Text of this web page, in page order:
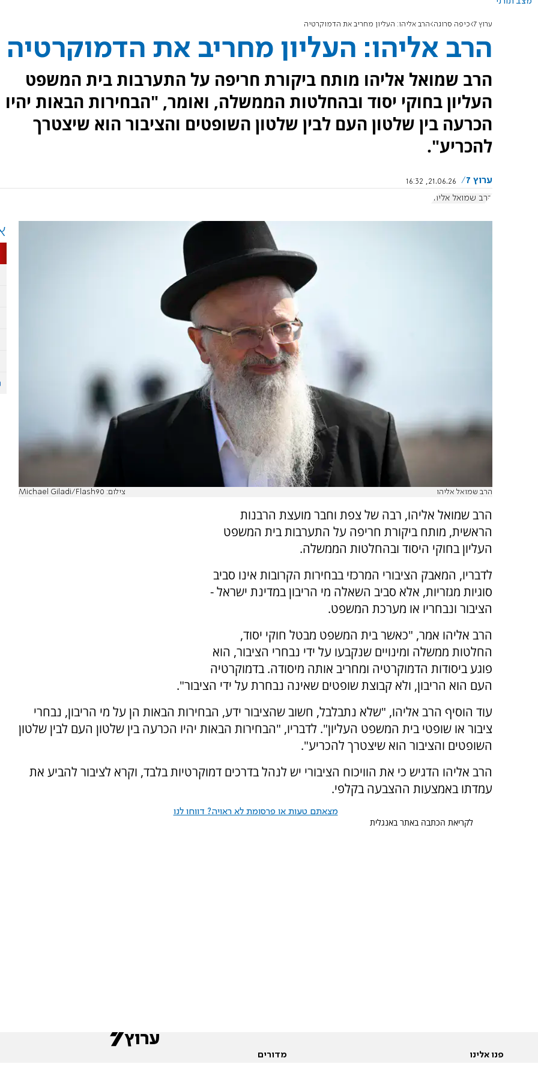
ערוץ 7 כיפה סרוגה הרב אליהו: העליון מחריב את הדמוקרטיה
הרב אליהו: העליון מחריב את הדמוקרטיה
הרב שמואל אליהו מותח ביקורת חריפה על התערבות בית המשפט
העליון בחוקי יסוד ובהחלטות הממשלה, ואומר, "הבחירות הבאות יהיו
הכרעה בין שלטון העם לבין שלטון השופטים והציבור הוא שיצטרך
להכריע".
ערוץ 7
21.06.26, 16:32
הרב שמואל אליהו
הרב שמואל אליהו צילום: Michael Giladi/Flash90
הרב שמואל אליהו, רבה של צפת וחבר מועצת הרבנות
הראשית, מותח ביקורת חריפה על התערבות בית המשפט
העליון בחוקי היסוד ובהחלטות הממשלה.
לדבריו, המאבק הציבורי המרכזי בבחירות הקרובות אינו סביב
סוגיות מגזריות, אלא סביב השאלה מי הריבון במדינת ישראל -
הציבור ונבחריו או מערכת המשפט.
הרב אליהו אמר, "כאשר בית המשפט מבטל חוקי יסוד,
החלטות ממשלה ומינויים שנקבעו על ידי נבחרי הציבור, הוא
פוגע ביסודות הדמוקרטיה ומחריב אותה מיסודה. בדמוקרטיה
העם הוא הריבון, ולא קבוצת שופטים שאינה נבחרת על ידי הציבור".
עוד הוסיף הרב אליהו, "שלא נתבלבל, חשוב שהציבור ידע, הבחירות הבאות הן על מי הריבון, נבחרי
ציבור או שופטי בית המשפט העליון". לדבריו, "הבחירות הבאות יהיו הכרעה בין שלטון העם לבין שלטון
השופטים והציבור הוא שיצטרך להכריע".
הרב אליהו הדגיש כי את הוויכוח הציבורי יש לנהל בדרכים דמוקרטיות בלבד, וקרא לציבור להביע את
עמדתו באמצעות ההצבעה בקלפי.
מצאתם טעות או פרסומת לא ראויה? דווחו לנו
לקריאת הכתבה באתר באנגלית
פנו אלינו מדורים